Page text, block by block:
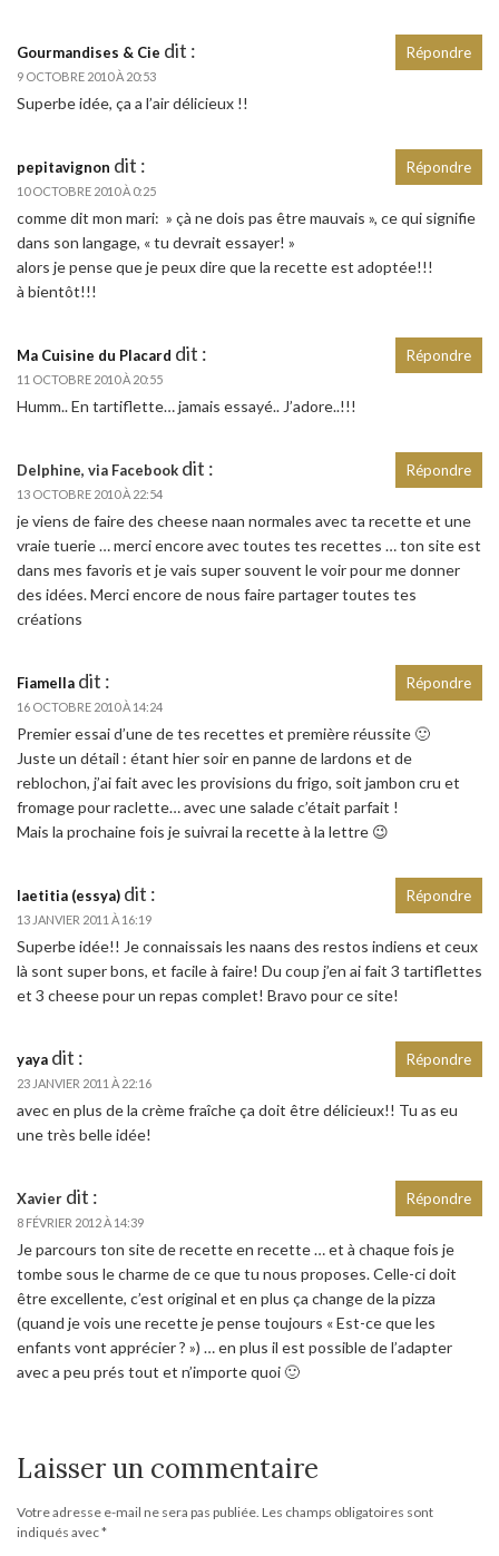
Gourmandises & Cie dit :
9 OCTOBRE 2010 À 20:53
Superbe idée, ça a l’air délicieux !!
Répondre
pepitavignon dit :
10 OCTOBRE 2010 À 0:25
comme dit mon mari: » çà ne dois pas être mauvais », ce qui signifie
dans son langage, « tu devrait essayer! »
alors je pense que je peux dire que la recette est adoptée!!!
à bientôt!!!
Répondre
Ma Cuisine du Placard dit :
11 OCTOBRE 2010 À 20:55
Humm.. En tartiflette… jamais essayé.. J’adore..!!!
Répondre
Delphine, via Facebook dit :
13 OCTOBRE 2010 À 22:54
je viens de faire des cheese naan normales avec ta recette et une
vraie tuerie … merci encore avec toutes tes recettes … ton site est
dans mes favoris et je vais super souvent le voir pour me donner
des idées. Merci encore de nous faire partager toutes tes
créations
Répondre
Fiamella dit :
16 OCTOBRE 2010 À 14:24
Premier essai d’une de tes recettes et première réussite 🙂
Juste un détail : étant hier soir en panne de lardons et de
reblochon, j’ai fait avec les provisions du frigo, soit jambon cru et
fromage pour raclette… avec une salade c’était parfait !
Mais la prochaine fois je suivrai la recette à la lettre 😉
Répondre
laetitia (essya) dit :
13 JANVIER 2011 À 16:19
Superbe idée!! Je connaissais les naans des restos indiens et ceux
là sont super bons, et facile à faire! Du coup j’en ai fait 3 tartiflettes
et 3 cheese pour un repas complet! Bravo pour ce site!
Répondre
yaya dit :
23 JANVIER 2011 À 22:16
avec en plus de la crème fraîche ça doit être délicieux!! Tu as eu
une très belle idée!
Répondre
Xavier dit :
8 FÉVRIER 2012 À 14:39
Je parcours ton site de recette en recette … et à chaque fois je
tombe sous le charme de ce que tu nous proposes. Celle-ci doit
être excellente, c’est original et en plus ça change de la pizza
(quand je vois une recette je pense toujours « Est-ce que les
enfants vont apprécier ? ») … en plus il est possible de l’adapter
avec a peu prés tout et n’importe quoi 🙂
Répondre
Laisser un commentaire
Votre adresse e-mail ne sera pas publiée. Les champs obligatoires sont
indiqués avec*